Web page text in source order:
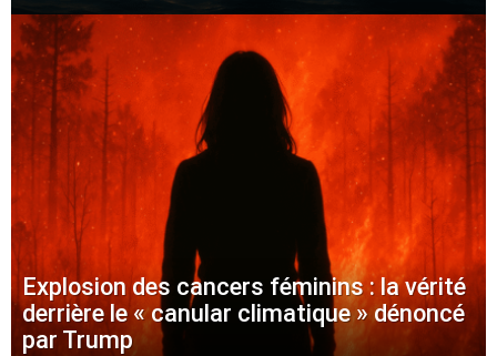
Explosion des cancers féminins : la vérité
derrière le « canular climatique » dénoncé
par Trump